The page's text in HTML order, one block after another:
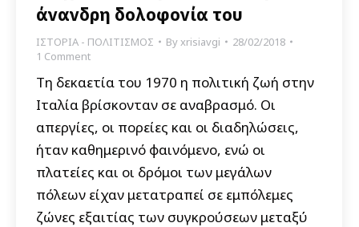
άνανδρη δολοφονία του
ΙΣΤΟΡΙΑ - ΠΟΛΙΤΙΣΜΟΣ Byxrisiavgi
28/02/2018
1 Comment
Τη δεκαετία του 1970 η πολιτική ζωή στην
Ιταλία βρίσκονταν σε αναβρασμό. Οι
απεργίες, οι πορείες και οι διαδηλώσεις,
ήταν καθημερινό φαινόμενο, ενώ οι
πλατείες και οι δρόμοι των μεγάλων
πόλεων είχαν μετατραπεί σε εμπόλεμες
ζώνες εξαιτίας των συγκρούσεων μεταξύ